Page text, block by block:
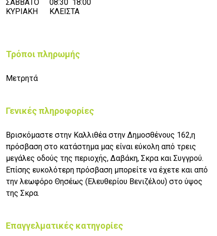
ΣΑΒΒΑΤΟ
08:30 18:00
ΚΥΡΙΑΚΗ
ΚΛΕΙΣΤΑ
Τρόποι πληρωμής
Μετρητά
Γενικές πληροφορίες
Βρισκόμαστε στην Καλλιθέα στην Δημοσθένους 162,η
πρόσβαση στο κατάστημα μας είναι εύκολη από τρεις
μεγάλες οδούς της περιοχής, Δαβάκη, Σκρα και Συγγρού.
Επίσης ευκολότερη πρόσβαση μπορείτε να έχετε και από
την λεωφόρο Θησέως (Ελευθερίου Βενιζέλου) στο ύψος
της Σκρα.
Επαγγελματικές κατηγορίες